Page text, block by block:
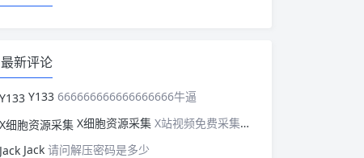
最新评论
Y133 666666666666666666牛逼
X细胞资源采集 X站视频免费采集，可以适配此CMS，含免费模板。有需要的站长可以看看xxibaozyw.com
Jack 请问解压密码是多少